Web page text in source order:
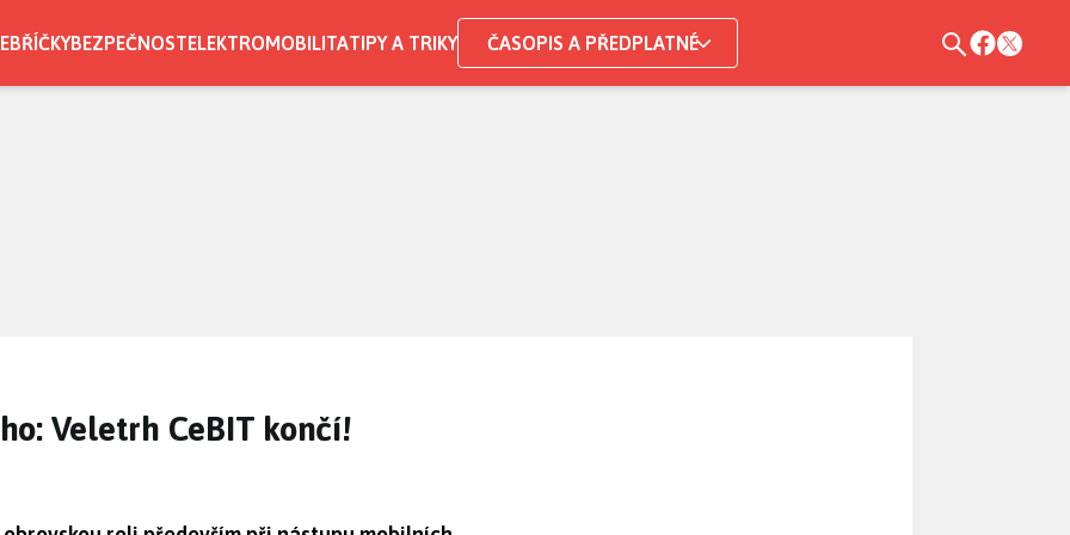
BEZPEČNOSTELEKTROMOBILITATIPY A TRIKY ČASOPIS A PŘEDPLATNÉ
Veletrh CeBIT končí!